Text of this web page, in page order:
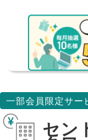
一部会員限定サー
セン